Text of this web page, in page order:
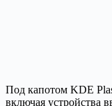
Под капотом KDE
включая устройства